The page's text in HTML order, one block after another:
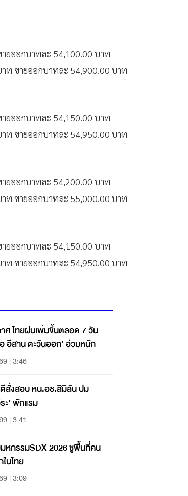
ยออกบาทละ 54,100.00 บาท
ท ขายออกบาทละ 54,900.00 บาท
ยออกบาทละ 54,150.00 บาท
ท ขายออกบาทละ 54,950.00 บาท
ยออกบาทละ 54,200.00 บาท
ท ขายออกบาทละ 55,000.00 บาท
ยออกบาทละ 54,150.00 บาท
ท ขายออกบาทละ 54,950.00 บาท
ศ ไทยฝนเพิ่มขึ้นตลอด 7 วัน
า 'เหนือ อีสาน ตะวันออก' อ่วมหนัก
| 3:46
สั่งสอบ หน.อช.สิมิลัน ปม
' พักแรม
| 3:41
หกรรมSDX 2026 ชูพื้นที่คน
นไทย
| 3:09